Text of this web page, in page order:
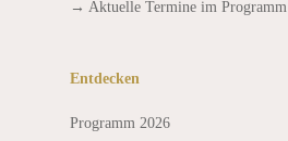
→ Aktuelle Termine im Programm
Entdecken
Programm 2026